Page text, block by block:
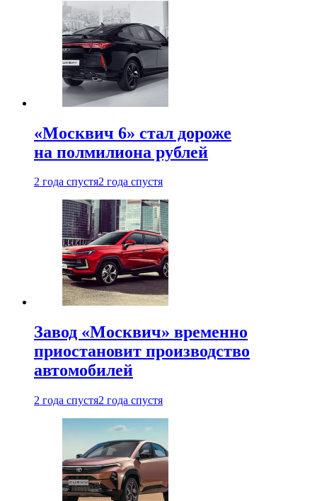
«Москвич 6» стал дороже
на полмилиона рублей
2 года спустя2 года спустя
Завод «Москвич» временно
приостановит производство
автомобилей
2 года спустя2 года спустя